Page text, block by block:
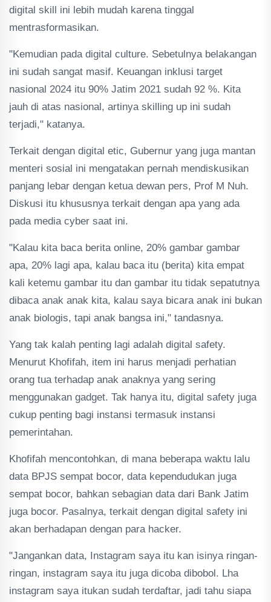
digital skill ini lebih mudah karena tinggal
mentrasformasikan.
"Kemudian pada digital culture. Sebetulnya belakangan
ini sudah sangat masif. Keuangan inklusi target
nasional 2024 itu 90% Jatim 2021 sudah 92 %. Kita
jauh di atas nasional, artinya skilling up ini sudah
terjadi," katanya.
Terkait dengan digital etic, Gubernur yang juga mantan
menteri sosial ini mengatakan pernah mendiskusikan
panjang lebar dengan ketua dewan pers, Prof M Nuh.
Diskusi itu khususnya terkait dengan apa yang ada
pada media cyber saat ini.
"Kalau kita baca berita online, 20% gambar gambar
apa, 20% lagi apa, kalau baca itu (berita) kita empat
kali ketemu gambar itu dan gambar itu tidak sepatutnya
dibaca anak anak kita, kalau saya bicara anak ini bukan
anak biologis, tapi anak bangsa ini," tandasnya.
Yang tak kalah penting lagi adalah digital safety.
Menurut Khofifah, item ini harus menjadi perhatian
orang tua terhadap anak anaknya yang sering
menggunakan gadget. Tak hanya itu, digital safety juga
cukup penting bagi instansi termasuk instansi
pemerintahan.
Khofifah mencontohkan, di mana beberapa waktu lalu
data BPJS sempat bocor, data kependudukan juga
sempat bocor, bahkan sebagian data dari Bank Jatim
juga bocor. Pasalnya, terkait dengan digital safety ini
akan berhadapan dengan para hacker.
"Jangankan data, Instagram saya itu kan isinya ringan-
ringan, instagram saya itu juga dicoba dibobol. Lha
instagram saya itukan sudah terdaftar, jadi tahu siapa